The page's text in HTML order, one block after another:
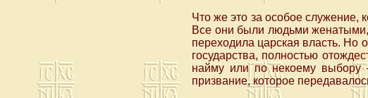
Что же это за особое служение,
Все они были людьми женатыми,
переходила царская власть.
государства, полностью
найму или по некоему
призвание, которое